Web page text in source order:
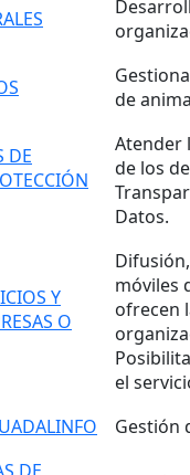
de
DE
Atender
de los
Datos.
Y
O
móviles
ofrecen
el
Gestión